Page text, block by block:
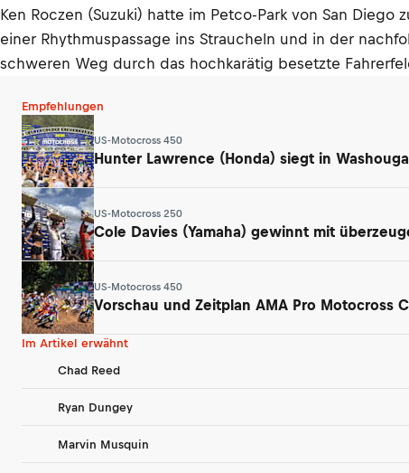
Ken Roczen (Suzuki) hatte im Petco-Park von San
einer Rhythmuspassage ins Straucheln und in der
schweren Weg durch das hochkarätig besetzte
Empfehlungen
US-Motocross 450
Hunter Lawrence (Honda) siegt in
US-Motocross 250
Cole Davies (Yamaha) gewinnt mit
US-Motocross 450
Vorschau und Zeitplan AMA Pro Motocross
Im Artikel erwähnt
Chad Reed
Ryan Dungey
Marvin Musquin